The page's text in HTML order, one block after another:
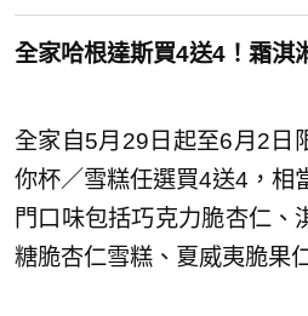
全家哈根達斯買4送4！霜淇
全家自5月29日起至6月2日
你杯／雪糕任選買4送4，相
門口味包括巧克力脆杏仁、
糖脆杏仁雪糕、夏威夷脆果